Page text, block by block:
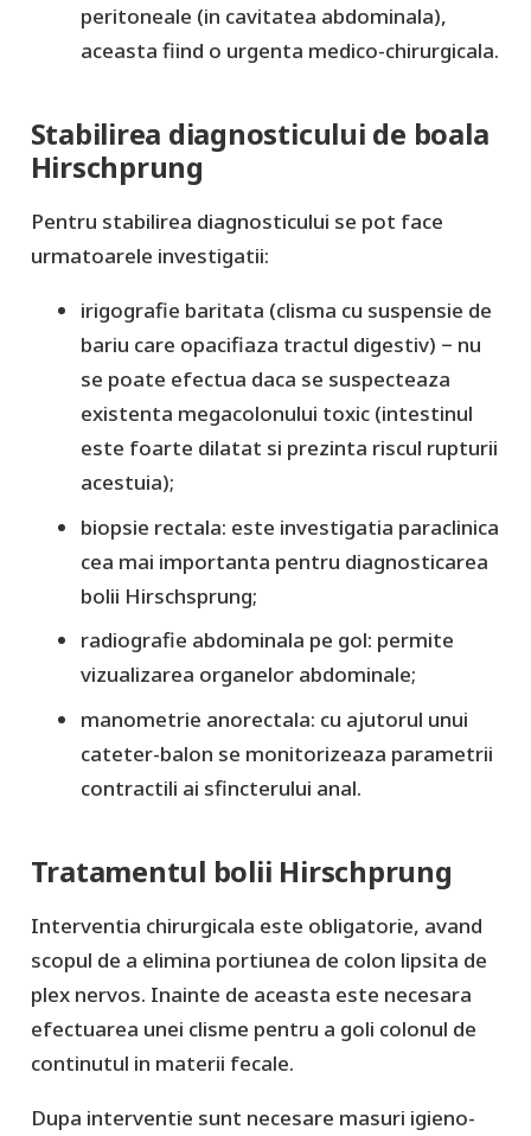
peritoneale (in cavitatea abdominala),
aceasta fiind o urgenta medico-chirurgicala.
Stabilirea diagnosticului de boala
Hirschprung
Pentru stabilirea diagnosticului se pot face
urmatoarele investigatii:
irigografie baritata (clisma cu suspensie de
bariu care opacifiaza tractul digestiv) − nu
se poate efectua daca se suspecteaza
existenta megacolonului toxic (intestinul
este foarte dilatat si prezinta riscul rupturii
acestuia);
biopsie rectala: este investigatia paraclinica
cea mai importanta pentru diagnosticarea
bolii Hirschsprung;
radiografie abdominala pe gol: permite
vizualizarea organelor abdominale;
manometrie anorectala: cu ajutorul unui
cateter-balon se monitorizeaza parametrii
contractili ai sfincterului anal.
Tratamentul bolii Hirschprung
Interventia chirurgicala este obligatorie, avand
scopul de a elimina portiunea de colon lipsita de
plex nervos. Inainte de aceasta este necesara
efectuarea unei clisme pentru a goli colonul de
continutul in materii fecale.
Dupa interventie sunt necesare masuri igieno-